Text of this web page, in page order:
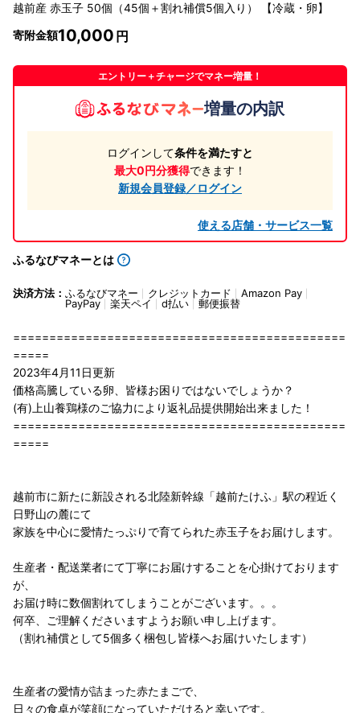
越前産 赤玉子 50個（45個＋割れ補償5個入り） 【冷蔵・卵】
寄附金額10,000
エントリー＋チャージでマネー増量！
増量の内訳
ログインして条件を満たすと
最大0円分獲得できます！
新規会員登録／ログイン
使える店舗・サービス一覧
ふるなびマネーとは
決済方法： ふるなびマネー クレジットカード
Amazon Pay
PayPay
楽天ペイ d払い 郵便振替
==============================================
=====
2023年4月11日更新
価格高騰している卵、皆様お困りではないでしょうか？
(有)上山養鶏様のご協力により返礼品提供開始出来ました！
==============================================
=====
越前市に新たに新設される北陸新幹線「越前たけふ」駅の程近く
日野山の麓にて
家族を中心に愛情たっぷりで育てられた赤玉子をお届けします。
生産者・配送業者にて丁寧にお届けすることを心掛けております
が、
お届け時に数個割れてしまうことがございます。。。
何卒、ご理解くださいますようお願い申し上げます。
（割れ補償として5個多く梱包し皆様へお届けいたします）
生産者の愛情が詰まった赤たまごで、
日々の食卓が笑顔になっていただけると幸いです。